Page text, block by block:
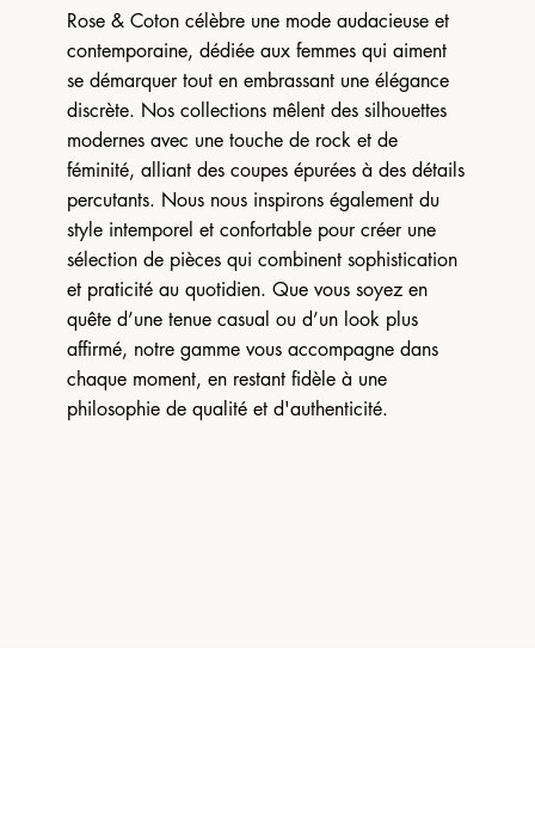
Rose & Coton célèbre une mode audacieuse et
contemporaine, dédiée aux femmes qui aiment
se démarquer tout en embrassant une élégance
discrète. Nos collections mêlent des silhouettes
modernes avec une touche de rock et de
féminité, alliant des coupes épurées à des détails
percutants. Nous nous inspirons également du
style intemporel et confortable pour créer une
sélection de pièces qui combinent sophistication
et praticité au quotidien. Que vous soyez en
quête d’une tenue casual ou d’un look plus
affirmé, notre gamme vous accompagne dans
chaque moment, en restant fidèle à une
philosophie de qualité et d'authenticité.